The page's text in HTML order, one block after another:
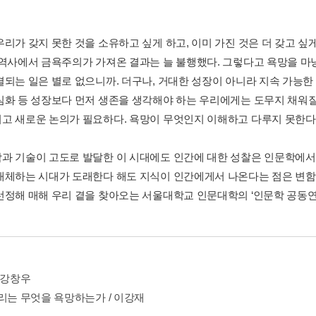
리가 갖지 못한 것을 소유하고 싶게 하고, 이미 가진 것은 더 갖고 싶
사에서 금욕주의가 가져온 결과는 늘 불행했다. 그렇다고 욕망을
되는 일은 별로 없으니까. 더구나, 거대한 성장이 아니라 지속 가능
화 등 성장보다 먼저 생존을 생각해야 하는 우리에게는 도무지 채워
새로운 논의가 필요하다. 욕망이 무엇인지 이해하고 다루지 못한
기술이 고도로 발달한 이 시대에도 인간에 대한 성찰은 인문학에
체하는 시대가 도래한다 해도 지식이 인간에게서 나온다는 점은 변
정해 매해 우리 곁을 찾아오는 서울대학교 인문대학의 ‘인문학 공동
창우
는 무엇을 욕망하는가 / 이강재